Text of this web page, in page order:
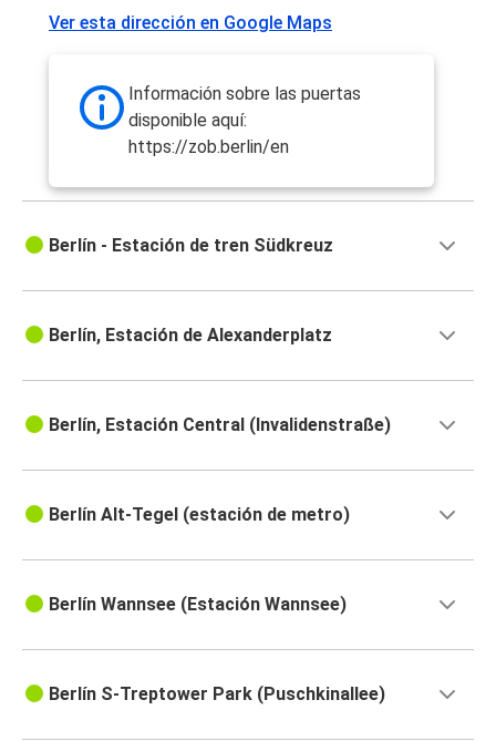
Ver esta dirección en Google Maps
Información sobre las puertas
disponible aquí:
https://zob.berlin/en
Berlín - Estación de tren Südkreuz
Berlín, Estación de Alexanderplatz
Berlín, Estación Central (Invalidenstraße)
Berlín Alt-Tegel (estación de metro)
Berlín Wannsee (Estación Wannsee)
Berlín S-Treptower Park (Puschkinallee)